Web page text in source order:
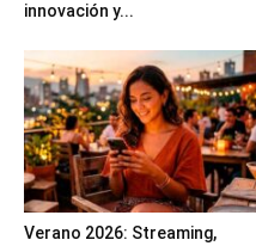
innovación y...
Verano 2026: Streaming,